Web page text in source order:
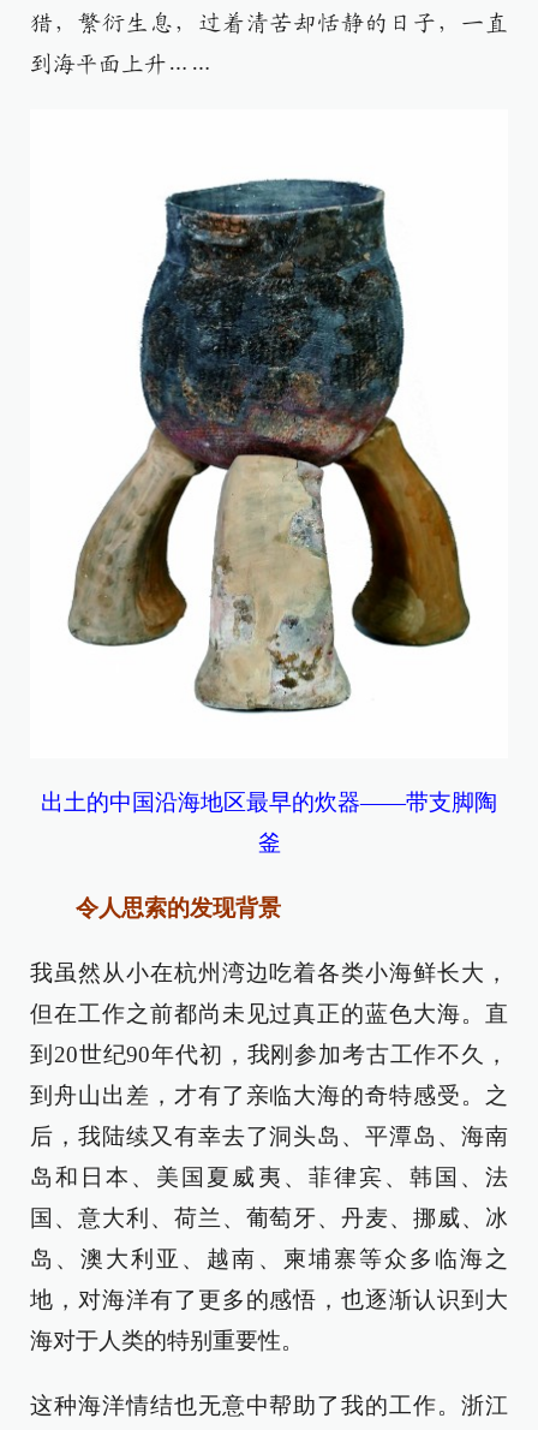
猎，繁衍生息，过着清苦却恬静的日子，一直
到海平面上升……
出土的中国沿海地区最早的炊器——带支脚陶
釜
令人思索的发现背景
我虽然从小在杭州湾边吃着各类小海鲜长大，
但在工作之前都尚未见过真正的蓝色大海。直
到20世纪90年代初，我刚参加考古工作不久，
到舟山出差，才有了亲临大海的奇特感受。之
后，我陆续又有幸去了洞头岛、平潭岛、海南
岛和日本、美国夏威夷、菲律宾、韩国、法
国、意大利、荷兰、葡萄牙、丹麦、挪威、冰
岛、澳大利亚、越南、柬埔寨等众多临海之
地，对海洋有了更多的感悟，也逐渐认识到大
海对于人类的特别重要性。
这种海洋情结也无意中帮助了我的工作。浙江